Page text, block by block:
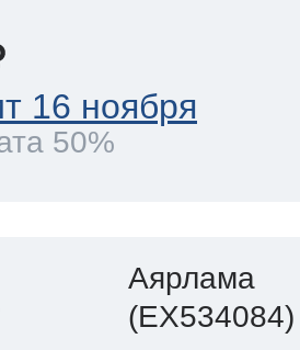
16 ноября
50%
Аярлама
(EX534084)